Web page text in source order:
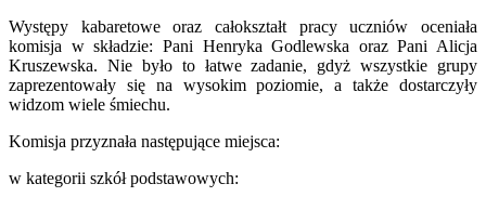
Występy kabaretowe oraz całokształt pracy uczniów oceniała
komisja w składzie: Pani Henryka Godlewska oraz Pani Alicja
Kruszewska. Nie było to łatwe zadanie, gdyż wszystkie grupy
zaprezentowały się na wysokim poziomie, a także dostarczyły
widzom wiele śmiechu.
Komisja przyznała następujące miejsca:
w kategorii szkół podstawowych: